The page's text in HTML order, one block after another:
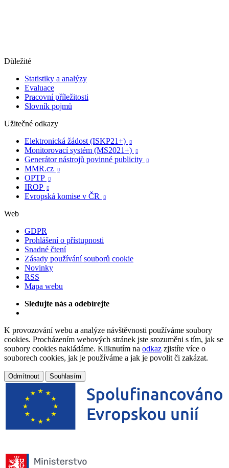
Důležité
Statistiky a analýzy
Evaluace
Pracovní příležitosti
Slovník pojmů
Užitečné odkazy
Elektronická žádost (ISKP21+)

Monitorovací systém (MS2021+) 
Generátor nástrojů povinné publicity 
MMR.cz 
OPTP 
IROP 
Evropská komise v ČR 
Web
GDPR
Prohlášení o přístupnosti
Snadné čtení
Zásady používání souborů cookie
Novinky
RSS
Mapa webu
Sledujte nás a odebírejte
K provozování webu a analýze návštěvnosti používáme soubory
cookies. Procházením webových stránek jste srozuměni s tím, jak se
soubory cookies nakládáme. Kliknutím na odkaz zjistíte více o
souborech cookies, jak je používáme a jak je povolit či zakázat.
Odmítnout Souhlasím